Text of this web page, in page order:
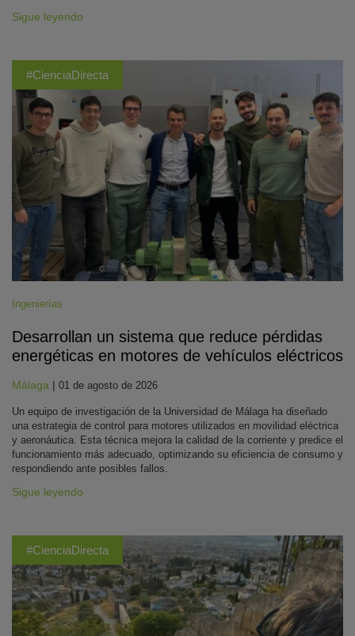
Sigue leyendo
#CienciaDirecta
Ingenierías
Desarrollan un sistema que reduce pérdidas
energéticas en motores de vehículos eléctricos
Málaga | 01 de agosto de 2026
Un equipo de investigación de la Universidad de Málaga ha diseñado
una estrategia de control para motores utilizados en movilidad eléctrica
y aeronáutica. Esta técnica mejora la calidad de la corriente y predice el
funcionamiento más adecuado, optimizando su eficiencia de consumo y
respondiendo ante posibles fallos.
Sigue leyendo
#CienciaDirecta